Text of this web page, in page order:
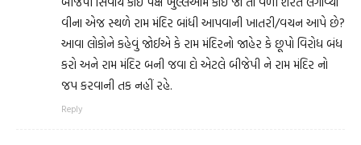
વીના એજ સ્થળે રામ મંદિર બાંધી આપવાની ખાતરી/વચન આપે છે?
આવા લોકોને કહેવું જોઈએ કે રામ મંદિરનો જાહેર કે છૂપો વિરોધ બંધ
કરો અને રામ મંદિર બની જવા દો એટલે બીજેપી ને રામ મંદિર નો
જપ કરવાની તક નહીં રહે.
Reply